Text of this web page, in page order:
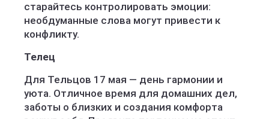
старайтесь контролировать эмоции:
необдуманные слова могут привести к
конфликту.
Телец
Для Тельцов 17 мая — день гармонии и
уюта. Отличное время для домашних дел,
заботы о близких и создания комфорта